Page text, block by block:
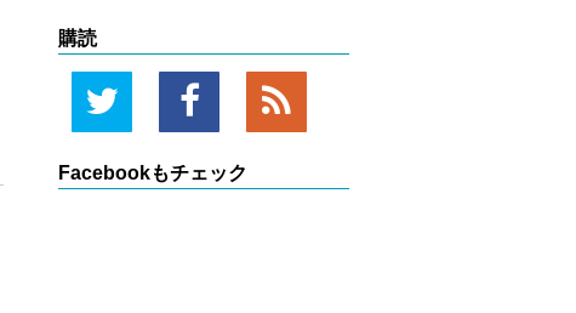
購読
Facebookもチェック